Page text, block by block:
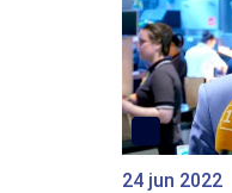
24 jun 2022